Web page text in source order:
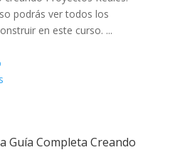
podrás ver todos los
en este curso. ...
Guía Completa Creando